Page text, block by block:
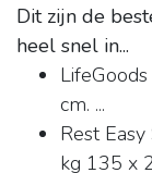
Dit zijn de
heel snel in...
LifeGoods
cm. ...
Rest
kg 135 x